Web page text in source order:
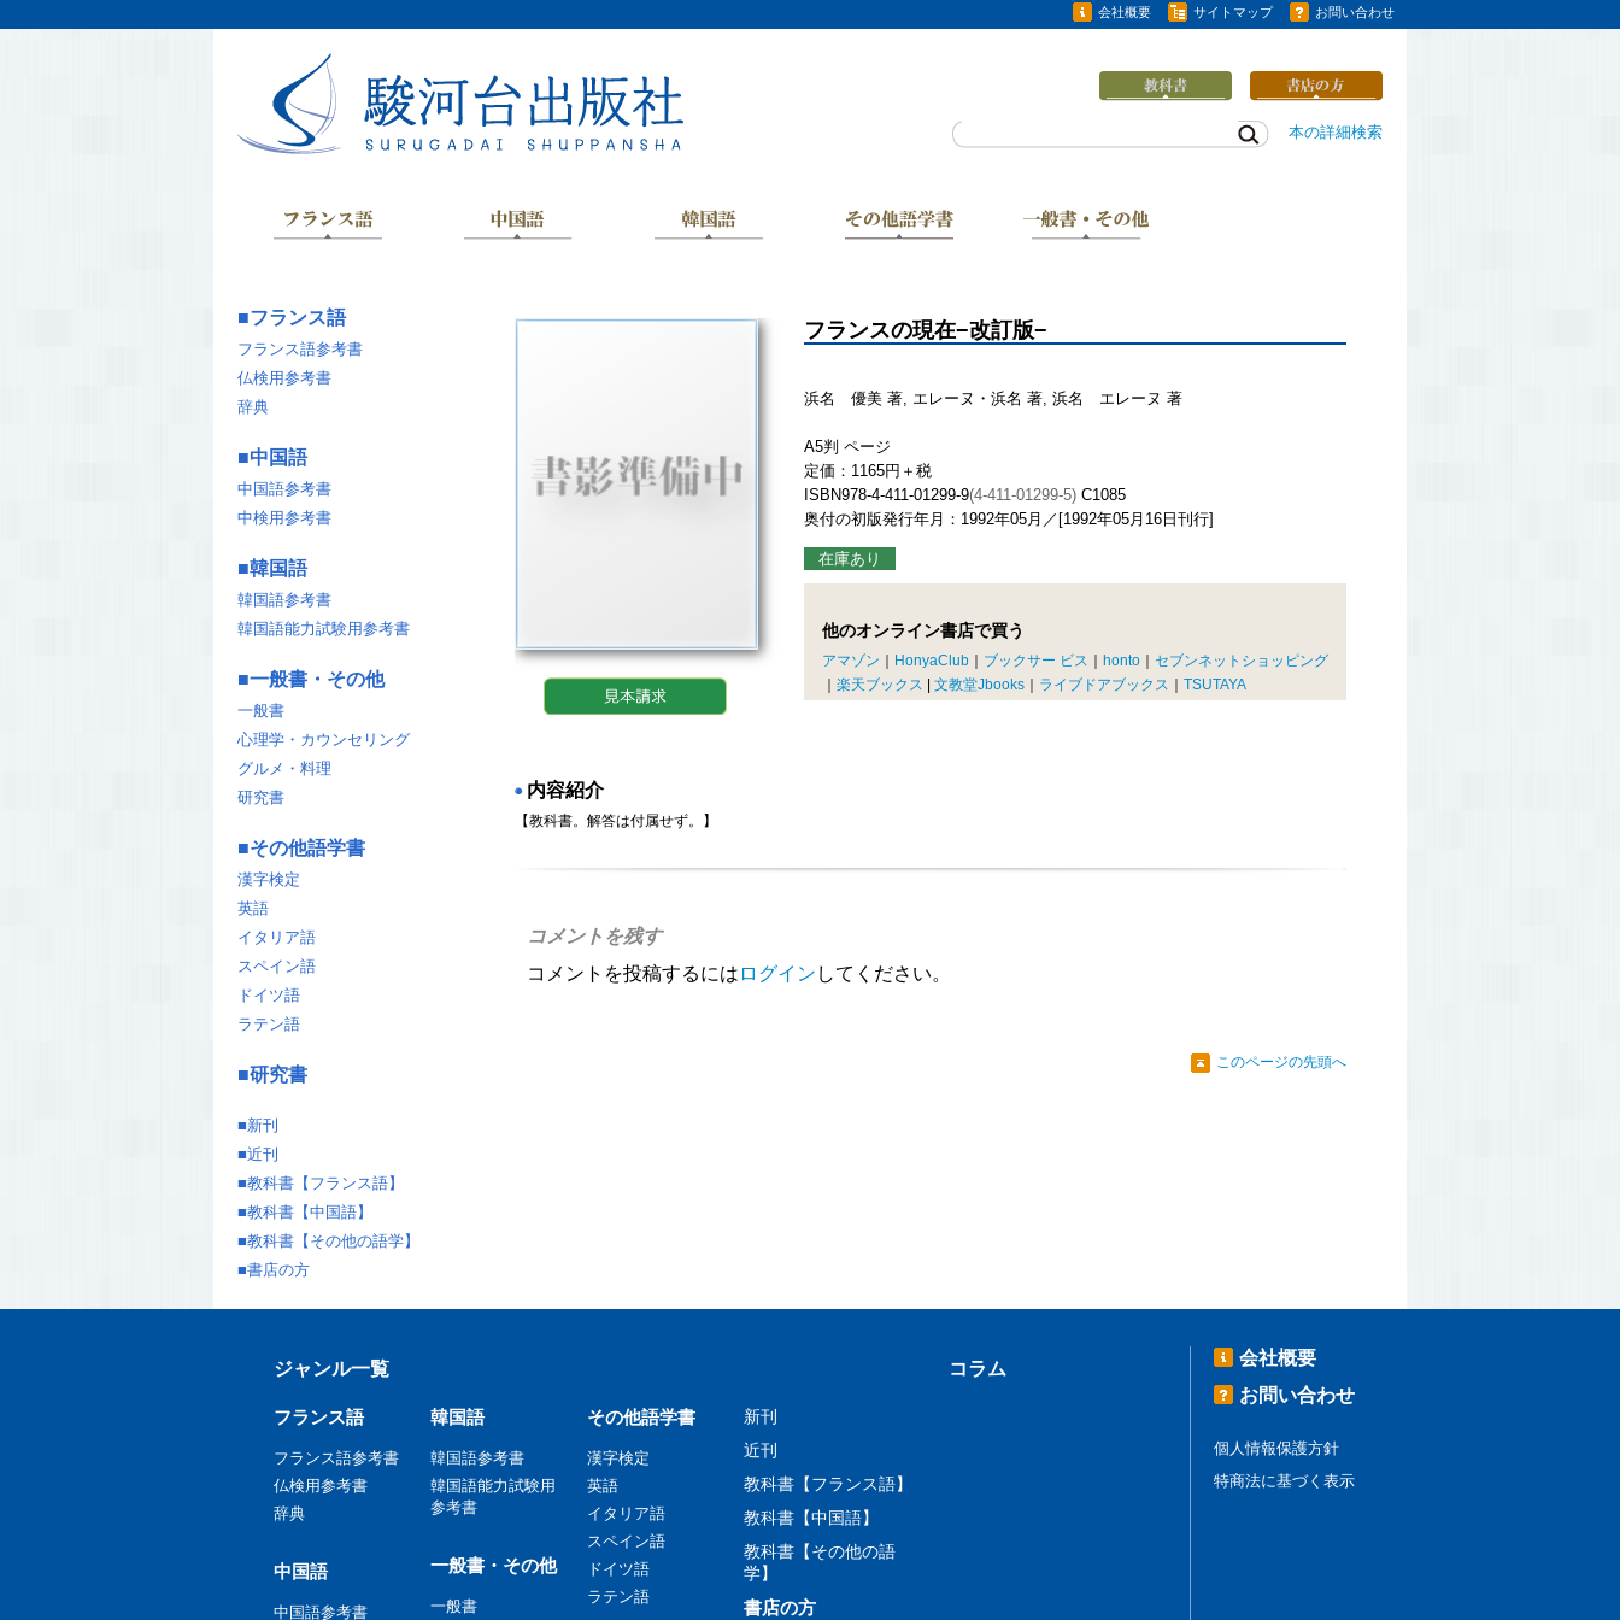
会社概要 サイトマップ お問い合わせ
本の詳細検索
フランスの現在−改訂版−
浜名 優美 著, エレーヌ・浜名 著, 浜名 エレーヌ 著
A5判 ページ
定価：1165円＋税
ISBN978-4-411-01299-9(4-411-01299-5) C1085
奥付の初版発行年月：1992年05月／[1992年05月16日刊行]
在庫あり
他のオンライン書店で買う
アマゾン HonyaClub ブックサー ビス honto
セブンネットショッピング
楽天ブックス 文教堂Jbooks ライブドアブックス TSUTAYA
◉ 内容紹介
【教科書。解答は付属せず。】
コメントを残す
コメントを投稿するには ログイン してください。
このページの先頭へ
■フランス語
フランス語参考書
仏検用参考書
辞典
■中国語
中国語参考書
中検用参考書
■韓国語
韓国語参考書
韓国語能力試験用参考書
■一般書・その他
一般書
心理学・カウンセリング
グルメ・料理
研究書
■その他語学書
漢字検定
英語
イタリア語
スペイン語
ドイツ語
ラテン語
■研究書
■新刊
■近刊
■教科書【フランス語】
■教科書【中国語】
■教科書【その他の語学】
■書店の方
ジャンル一覧 コラム
フランス語
フランス語参考書
仏検用参考書
辞典
中国語
中国語参考書
韓国語
韓国語参考書
韓国語能力試験用
参考書
一般書・その他
一般書
その他語学書
漢字検定
英語
イタリア語
スペイン語
ドイツ語
ラテン語
新刊
近刊
教科書【フランス語】
教科書【中国語】
教科書【その他の語
学】
書店の方
会社概要
お問い合わせ
個人情報保護方針
特商法に基づく表示